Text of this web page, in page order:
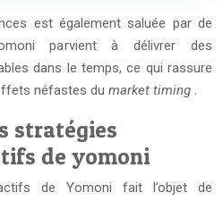
est également saluée par de
parvient à délivrer des
dans le temps, ce qui rassure
néfastes du market timing .
stratégies
de yomoni
de Yomoni fait l’objet de